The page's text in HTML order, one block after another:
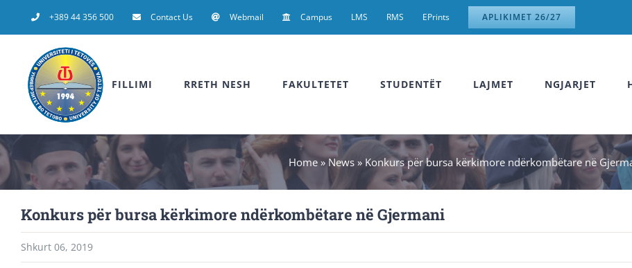
to
+389 44 356 500 Contact Us Webmail Campus LMS RMS EPrints APLIKIMET 26/27
FILLIMI RRETH NESH FAKULTETET STUDENTËT LAJMET NGJARJET
Home » News » Konkurs për bursa kërkimore ndërkombëtare në
Konkurs për bursa kërkimore ndërkombëtare në Gjermani
Shkurt 06, 2019